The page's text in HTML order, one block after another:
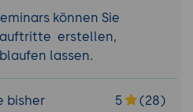
können Sie
erstellen,
lassen.
bisher 5
(28)